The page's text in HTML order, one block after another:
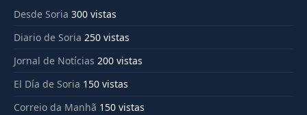
Desde Soria 300 vistas
Diario de Soria 250 vistas
Jornal de Notícias 200 vistas
El Día de Soria 150 vistas
Correio da Manhã 150 vistas